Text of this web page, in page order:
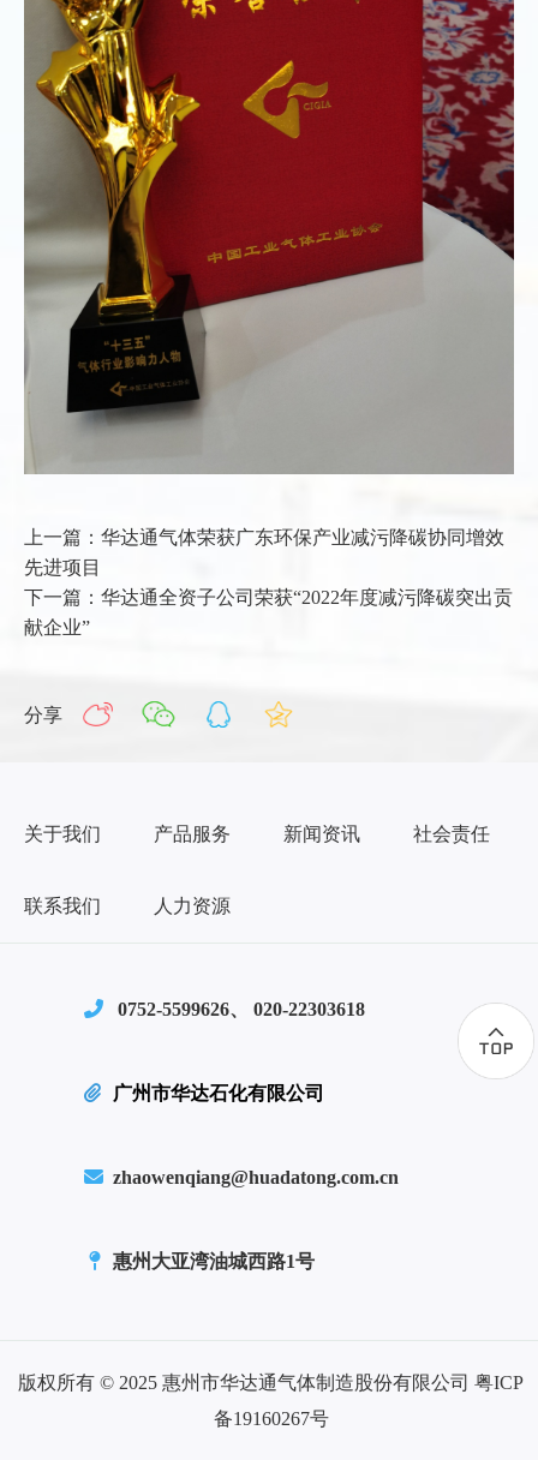
上一篇：华达通气体荣获广东环保产业减污降碳协同增效
先进项目
下一篇：华达通全资子公司荣获“2022年度减污降碳突出贡
献企业”
分享
关于我们 产品服务 新闻资讯 社会责任
联系我们 人力资源
0752-5599626、 020-22303618
广州市华达石化有限公司
zhaowenqiang@huadatong.com.cn
惠州大亚湾油城西路1号
版权所有 © 2025 惠州市华达通气体制造股份有限公司 粤ICP
备19160267号